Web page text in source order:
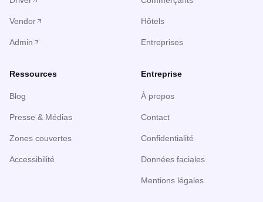
Vendor
Admin
Hôtels
Entreprises
Ressources
Blog
Presse & Médias
Zones couvertes
Accessibilité
Entreprise
À propos
Contact
Confidentialité
Données faciales
Mentions légales